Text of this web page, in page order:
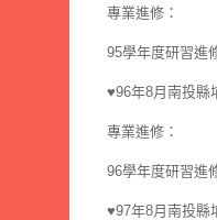
專業進修：
95學年度研習進
♥96年8月南投縣
專業進修：
96學年度研習進
♥97年8月南投縣